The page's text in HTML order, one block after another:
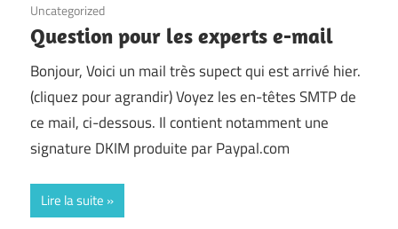
Uncategorized
Question pour les experts e-mail
Bonjour, Voici un mail très supect qui est arrivé hier.
(cliquez pour agrandir) Voyez les en-têtes SMTP de
ce mail, ci-dessous. Il contient notamment une
signature DKIM produite par Paypal.com
Lire la suite